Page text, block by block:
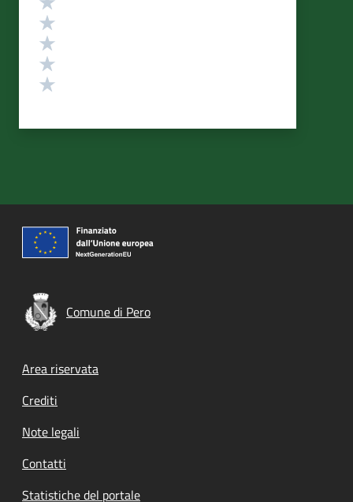
Comune di Pero
Footer menu
Area riservata
Crediti
Note legali
Contatti
Statistiche del portale